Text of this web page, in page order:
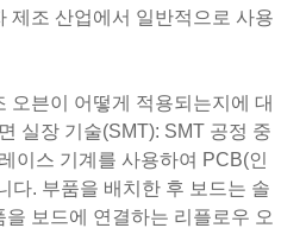
제조 산업에서 일반적으로 사용
오븐이 어떻게 적용되는지에 대
실장 기술(SMT): SMT 공정 중
이스 기계를 사용하여 PCB(인
다. 부품을 배치한 후 보드는 솔
보드에 연결하는 리플로우 오